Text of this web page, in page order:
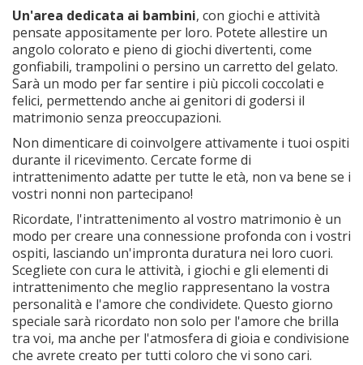
Un'area dedicata ai bambini, con giochi e attività
pensate appositamente per loro. Potete allestire un
angolo colorato e pieno di giochi divertenti, come
gonfiabili, trampolini o persino un carretto del gelato.
Sarà un modo per far sentire i più piccoli coccolati e
felici, permettendo anche ai genitori di godersi il
matrimonio senza preoccupazioni.
Non dimenticare di coinvolgere attivamente i tuoi ospiti
durante il ricevimento. Cercate forme di
intrattenimento adatte per tutte le età, non va bene se i
vostri nonni non partecipano!
Ricordate, l'intrattenimento al vostro matrimonio è un
modo per creare una connessione profonda con i vostri
ospiti, lasciando un'impronta duratura nei loro cuori.
Scegliete con cura le attività, i giochi e gli elementi di
intrattenimento che meglio rappresentano la vostra
personalità e l'amore che condividete. Questo giorno
speciale sarà ricordato non solo per l'amore che brilla
tra voi, ma anche per l'atmosfera di gioia e condivisione
che avrete creato per tutti coloro che vi sono cari.